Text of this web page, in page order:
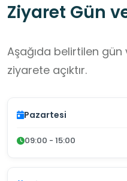
Ziyaret Gün
Aşağıda belirtilen
ziyarete açıktır.
Pazartesi
09:00 - 15:00